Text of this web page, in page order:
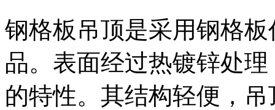
钢格板吊顶是采用钢格
品。表面经过热镀锌处
的特性。其结构轻便，